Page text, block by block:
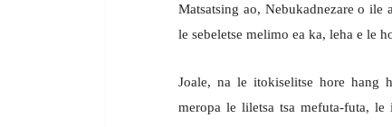
Matsatsing ao, Nebukadnezare o ile
le sebeletse melimo ea ka, leha e le
Joale, na le itokiselitse hore hang
meropa le liletsa tsa mefuta-futa, le